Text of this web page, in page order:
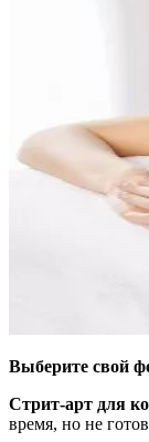
Выберите свой
Стрит-арт для
время, но не